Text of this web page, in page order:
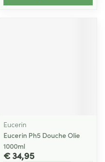
Eucerin
Eucerin Ph5 Douche Olie
1000ml
€ 34,95